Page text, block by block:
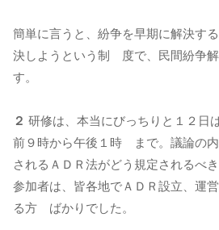
簡単に言うと、紛争を早期に解決す
決しようという制 度で、民間紛争
す。
２ 研修は、本当にびっちりと１２日
前９時から午後１時 まで。議論の
されるＡＤＲ法がどう規定されるべ
参加者は、皆各地でＡＤＲ設立、運
る方 ばかりでした。